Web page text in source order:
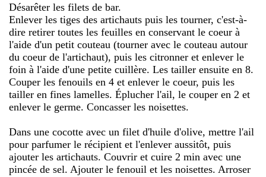
Désarêter les filets de bar.
Enlever les tiges des artichauts puis les tourner, c'est-à-
dire retirer toutes les feuilles en conservant le coeur à
l'aide d'un petit couteau (tourner avec le couteau autour
du coeur de l'artichaut), puis les citronner et enlever le
foin à l'aide d'une petite cuillère. Les tailler ensuite en 8.
Couper les fenouils en 4 et enlever le coeur, puis les
tailler en fines lamelles. Éplucher l'ail, le couper en 2 et
enlever le germe. Concasser les noisettes.
Dans une cocotte avec un filet d'huile d'olive, mettre l'ail
pour parfumer le récipient et l'enlever aussitôt, puis
ajouter les artichauts. Couvrir et cuire 2 min avec une
pincée de sel. Ajouter le fenouil et les noisettes. Arroser